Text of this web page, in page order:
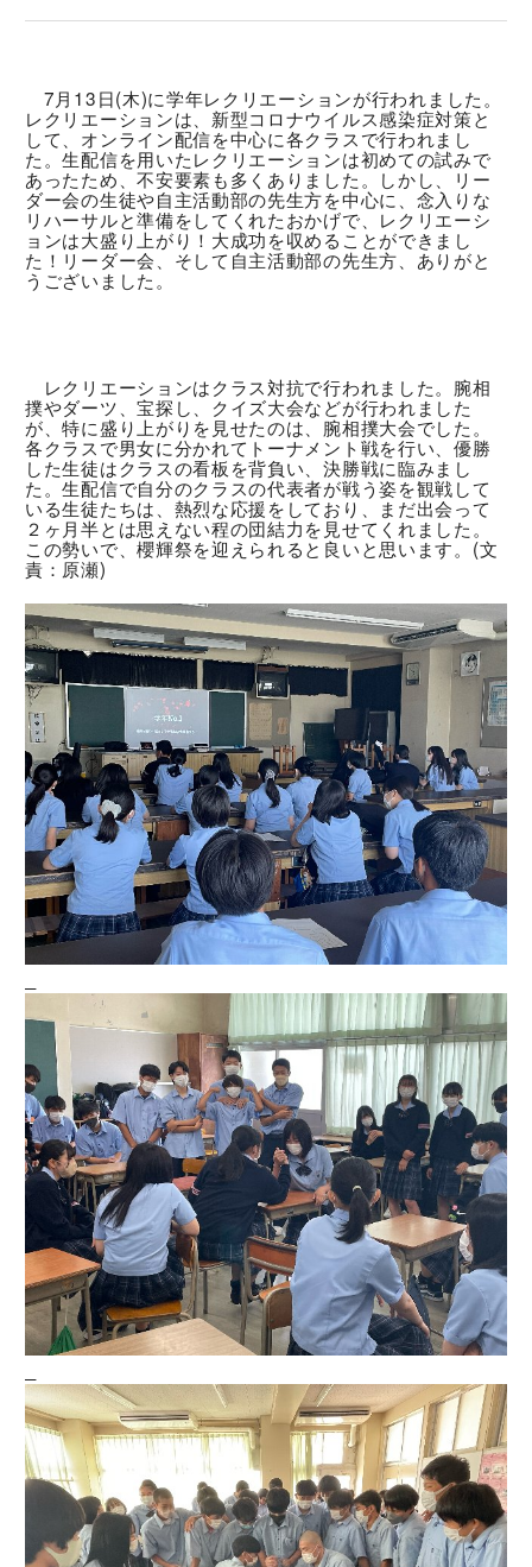
7月13日(木)に学年レクリエーションが行われました。
レクリエーションは、新型コロナウイルス感染症対策と
して、オンライン配信を中心に各クラスで行われまし
た。生配信を用いたレクリエーションは初めての試みで
あったため、不安要素も多くありました。しかし、リー
ダー会の生徒や自主活動部の先生方を中心に、念入りな
リハーサルと準備をしてくれたおかげで、レクリエーシ
ョンは大盛り上がり！大成功を収めることができまし
た！リーダー会、そして自主活動部の先生方、ありがと
うございました。
レクリエーションはクラス対抗で行われました。腕相
撲やダーツ、宝探し、クイズ大会などが行われました
が、特に盛り上がりを見せたのは、腕相撲大会でした。
各クラスで男女に分かれてトーナメント戦を行い、優勝
した生徒はクラスの看板を背負い、決勝戦に臨みまし
た。生配信で自分のクラスの代表者が戦う姿を観戦して
いる生徒たちは、熱烈な応援をしており、まだ出会って
２ヶ月半とは思えない程の団結力を見せてくれました。
この勢いで、櫻輝祭を迎えられると良いと思います。(文
責：原瀬)